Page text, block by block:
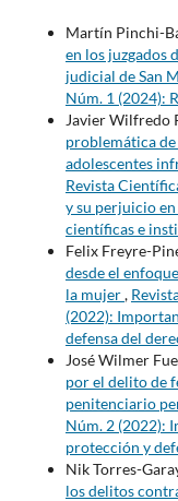
Martín Pinchi-
en los juzgados
judicial de San
Núm. 1 (2024):
Javier Wilfredo
problemática
adolescentes
Revista
y su perjuicio
científicas e
Felix Freyre-
desde el
la mujer,
(2022):
defensa del
José Wilmer
por el delito de
penitenciario
Núm. 2 (2022):
protección y
Nik Torres-
los delitos